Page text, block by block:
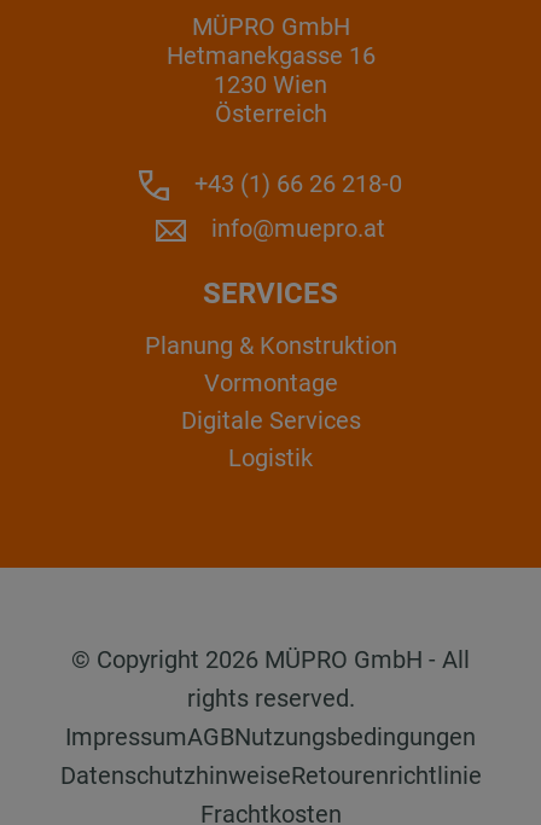
MÜPRO GmbH
Hetmanekgasse 16
1230 Wien
Österreich
+43 (1) 66 26 218-0
info@muepro.at
SERVICES
Planung & Konstruktion
Vormontage
Digitale Services
Logistik
© Copyright 2026 MÜPRO GmbH - All
rights reserved.
ImpressumAGBNutzungsbedingungen
DatenschutzhinweiseRetourenrichtlinie
Frachtkosten